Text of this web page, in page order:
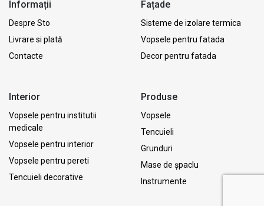
Informații
Despre Sto
Livrare si plată
Contacte
Fațade
Sisteme de izolare termica
Vopsele pentru fatada
Decor pentru fatada
Interior
Vopsele pentru institutii
medicale
Vopsele pentru interior
Vopsele pentru pereti
Tencuieli decorative
Produse
Vopsele
Tencuieli
Grunduri
Mase de șpaclu
Instrumente